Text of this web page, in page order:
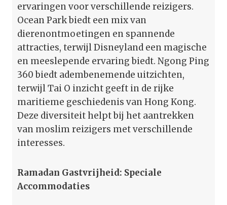
ervaringen voor verschillende reizigers.
Ocean Park biedt een mix van
dierenontmoetingen en spannende
attracties, terwijl Disneyland een magische
en meeslepende ervaring biedt. Ngong Ping
360 biedt adembenemende uitzichten,
terwijl Tai O inzicht geeft in de rijke
maritieme geschiedenis van Hong Kong.
Deze diversiteit helpt bij het aantrekken
van moslim reizigers met verschillende
interesses.
Ramadan Gastvrijheid: Speciale
Accommodaties